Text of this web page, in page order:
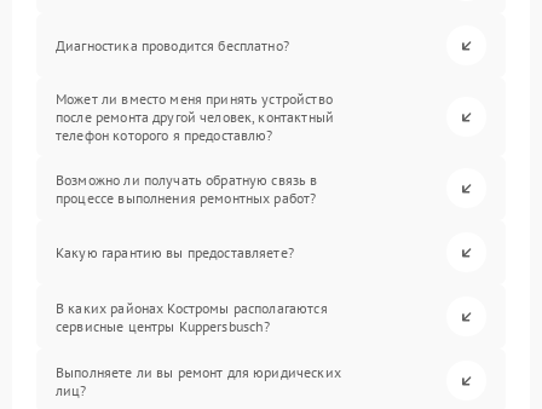
Диагностика проводится бесплатно?
Может ли вместо меня принять устройство
после ремонта другой человек, контактный
телефон которого я предоставлю?
Возможно ли получать обратную связь в
процессе выполнения ремонтных работ?
Какую гарантию вы предоставляете?
В каких районах Костромы располагаются
сервисные центры Kuppersbusch?
Выполняете ли вы ремонт для юридических
лиц?